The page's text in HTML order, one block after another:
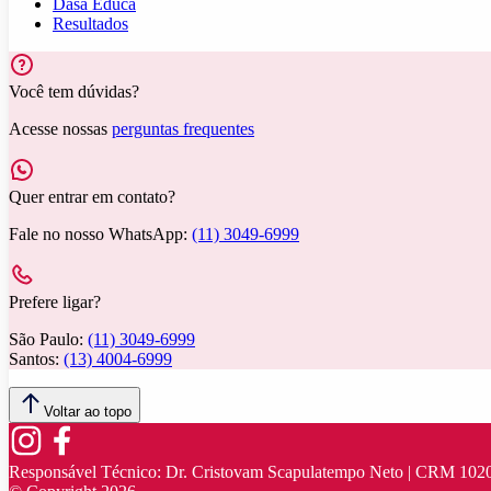
Resultados
Você tem dúvidas?
Acesse nossas perguntas frequentes
Quer entrar em contato?
Fale no nosso WhatsApp: (11) 3049-6999
Prefere ligar?
São Paulo: (11) 3049-6999
Santos: (13) 4004-6999
Voltar ao topo
Responsável Técnico: Dr. Cristovam Scapulatempo Neto | CRM